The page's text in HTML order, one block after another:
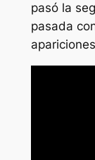
pasó la
pasada